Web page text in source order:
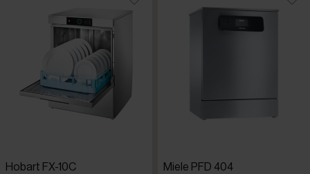
Hobart FX-10C
Miele PFD 404